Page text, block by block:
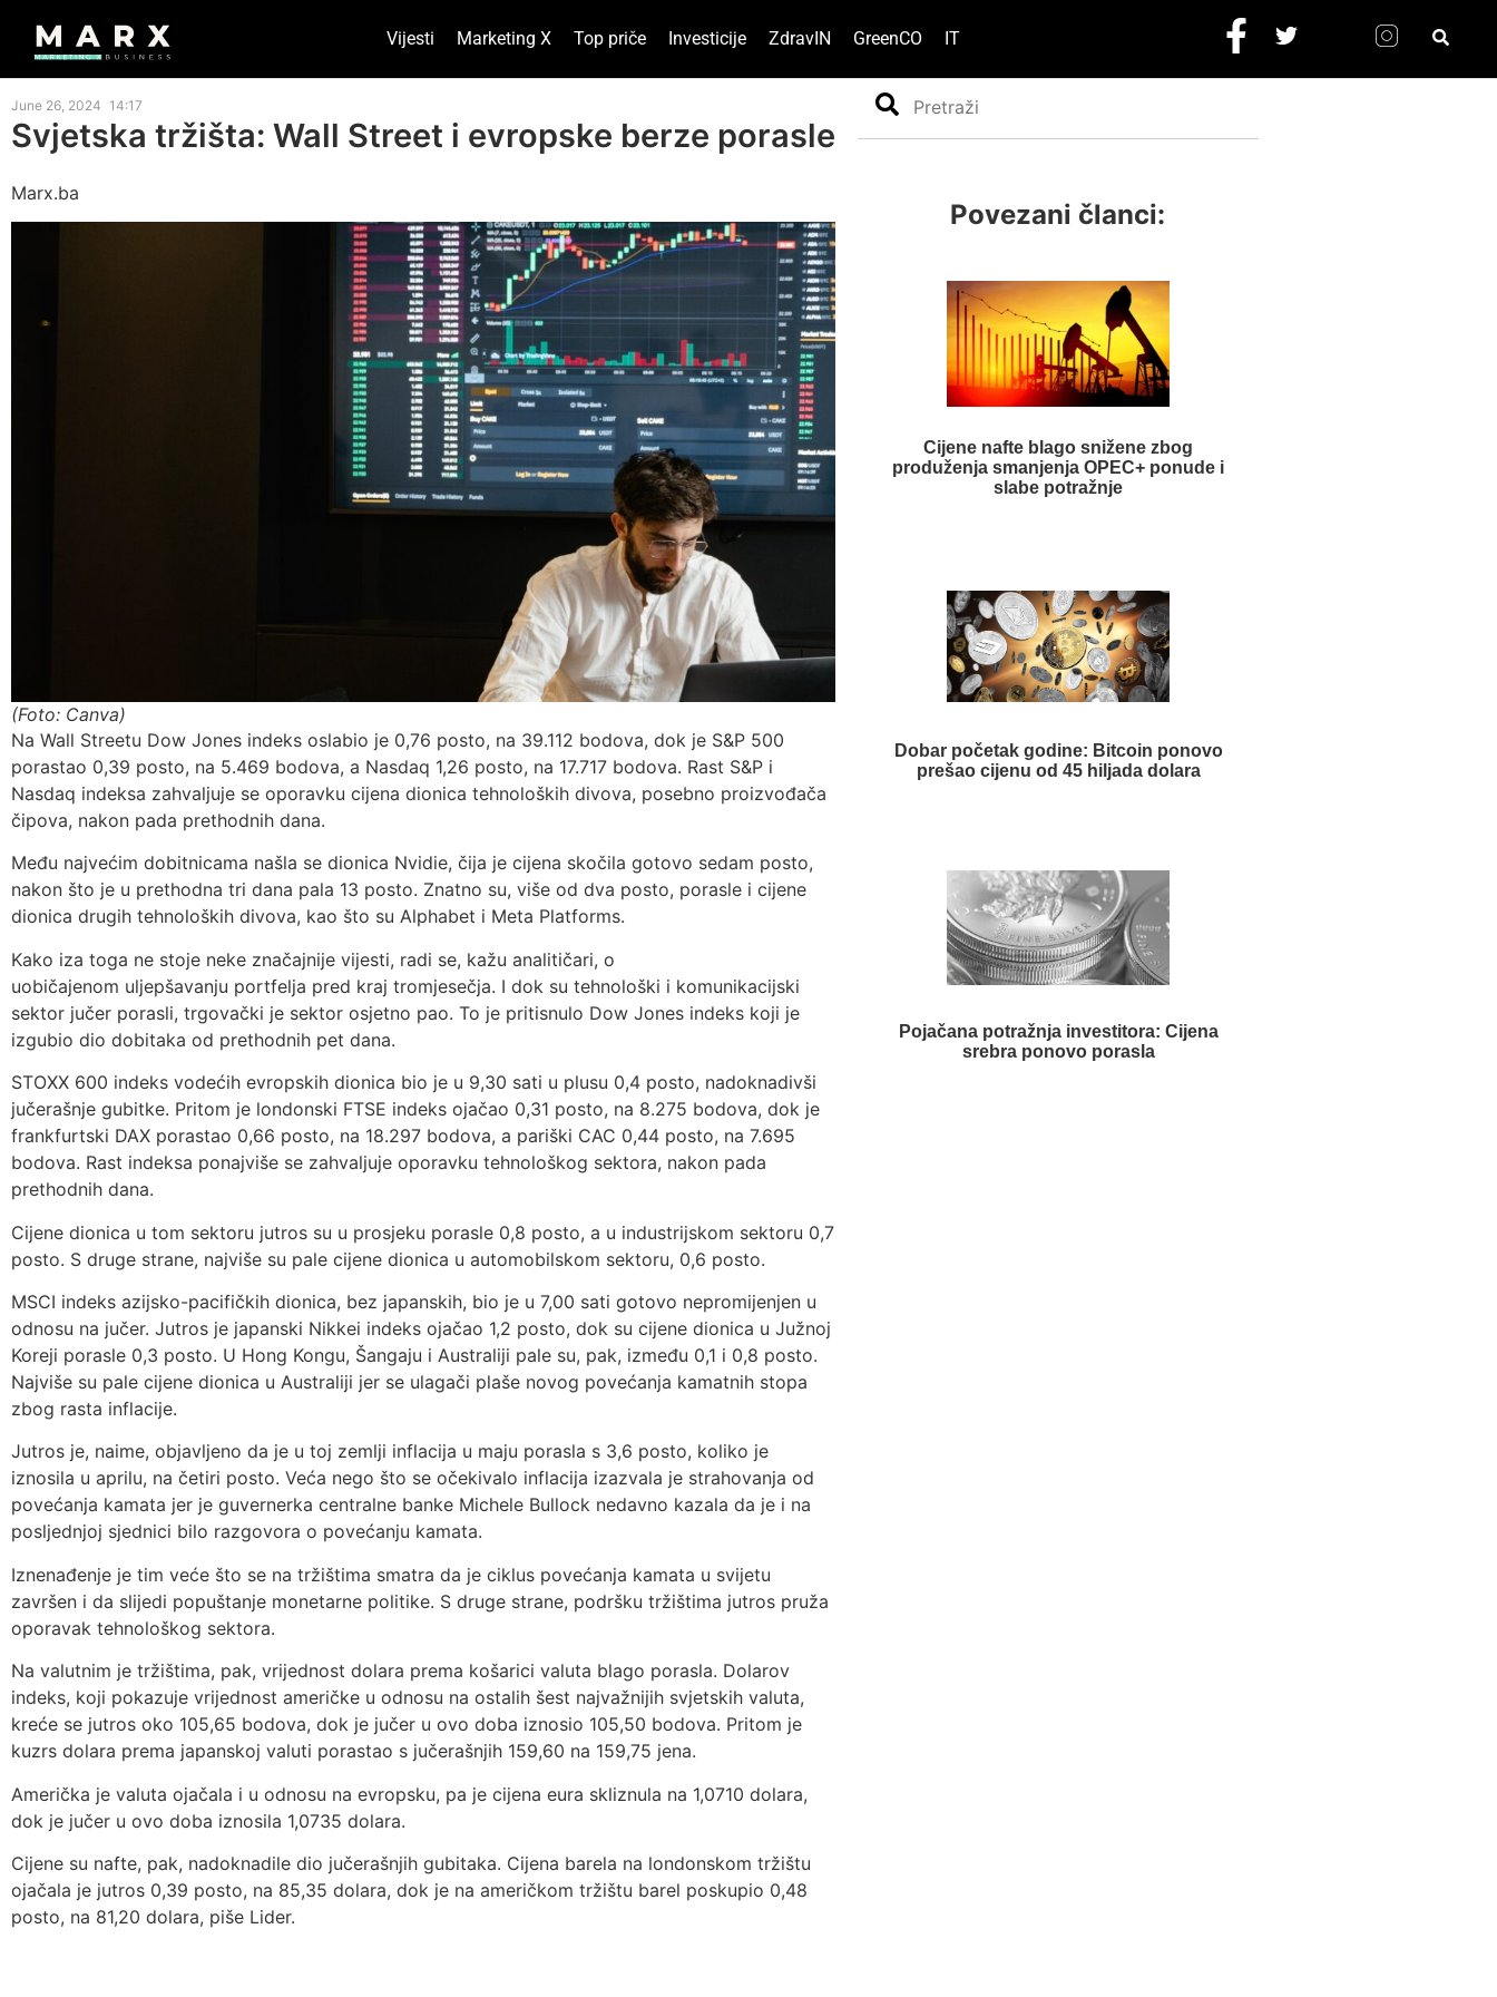
Vijesti Marketing X Top priče Investicije ZdravIN GreenCO IT
June 26, 2024 14:17
Svjetska tržišta: Wall Street i evropske berze porasle
Marx.ba
(Foto: Canva)
Na Wall Streetu Dow Jones indeks oslabio je 0,76 posto, na 39.112 bodova, dok je S&P 500
porastao 0,39 posto, na 5.469 bodova, a Nasdaq 1,26 posto, na 17.717 bodova. Rast S&P i
Nasdaq indeksa zahvaljuje se oporavku cijena dionica tehnoloških divova, posebno proizvođača
čipova, nakon pada prethodnih dana.
Među najvećim dobitnicama našla se dionica Nvidie, čija je cijena skočila gotovo sedam posto,
nakon što je u prethodna tri dana pala 13 posto. Znatno su, više od dva posto, porasle i cijene
dionica drugih tehnoloških divova, kao što su Alphabet i Meta Platforms.
Kako iza toga ne stoje neke značajnije vijesti, radi se, kažu analitičari, o
uobičajenom uljepšavanju portfelja pred kraj tromjesečja. I dok su tehnološki i komunikacijski
sektor jučer porasli, trgovački je sektor osjetno pao. To je pritisnulo Dow Jones indeks koji je
izgubio dio dobitaka od prethodnih pet dana.
STOXX 600 indeks vodećih evropskih dionica bio je u 9,30 sati u plusu 0,4 posto, nadoknadivši
jučerašnje gubitke. Pritom je londonski FTSE indeks ojačao 0,31 posto, na 8.275 bodova, dok je
frankfurtski DAX porastao 0,66 posto, na 18.297 bodova, a pariški CAC 0,44 posto, na 7.695
bodova. Rast indeksa ponajviše se zahvaljuje oporavku tehnološkog sektora, nakon pada
prethodnih dana.
Cijene dionica u tom sektoru jutros su u prosjeku porasle 0,8 posto, a u industrijskom sektoru 0,7
posto. S druge strane, najviše su pale cijene dionica u automobilskom sektoru, 0,6 posto.
MSCI indeks azijsko-pacifičkih dionica, bez japanskih, bio je u 7,00 sati gotovo nepromijenjen u
odnosu na jučer. Jutros je japanski Nikkei indeks ojačao 1,2 posto, dok su cijene dionica u Južnoj
Koreji porasle 0,3 posto. U Hong Kongu, Šangaju i Australiji pale su, pak, između 0,1 i 0,8 posto.
Najviše su pale cijene dionica u Australiji jer se ulagači plaše novog povećanja kamatnih stopa
zbog rasta inflacije.
Jutros je, naime, objavljeno da je u toj zemlji inflacija u maju porasla s 3,6 posto, koliko je
iznosila u aprilu, na četiri posto. Veća nego što se očekivalo inflacija izazvala je strahovanja od
povećanja kamata jer je guvernerka centralne banke Michele Bullock nedavno kazala da je i na
posljednjoj sjednici bilo razgovora o povećanju kamata.
Iznenađenje je tim veće što se na tržištima smatra da je ciklus povećanja kamata u svijetu
završen i da slijedi popuštanje monetarne politike. S druge strane, podršku tržištima jutros pruža
oporavak tehnološkog sektora.
Na valutnim je tržištima, pak, vrijednost dolara prema košarici valuta blago porasla. Dolarov
indeks, koji pokazuje vrijednost američke u odnosu na ostalih šest najvažnijih svjetskih valuta,
kreće se jutros oko 105,65 bodova, dok je jučer u ovo doba iznosio 105,50 bodova. Pritom je
kuzrs dolara prema japanskoj valuti porastao s jučerašnjih 159,60 na 159,75 jena.
Američka je valuta ojačala i u odnosu na evropsku, pa je cijena eura skliznula na 1,0710 dolara,
dok je jučer u ovo doba iznosila 1,0735 dolara.
Cijene su nafte, pak, nadoknadile dio jučerašnjih gubitaka. Cijena barela na londonskom tržištu
ojačala je jutros 0,39 posto, na 85,35 dolara, dok je na američkom tržištu barel poskupio 0,48
posto, na 81,20 dolara, piše Lider.
Search
Povezani članci:
Cijene nafte blago snižene zbog
produženja smanjenja OPEC+ ponude i
slabe potražnje
Dobar početak godine: Bitcoin ponovo
prešao cijenu od 45 hiljada dolara
Pojačana potražnja investitora: Cijena
srebra ponovo porasla